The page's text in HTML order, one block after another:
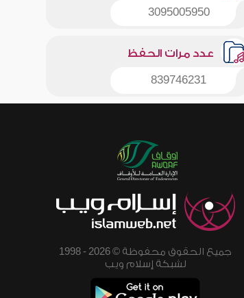
3095005950
عدد مرات الحفظ
839746231
جميع الحقوق محفوظة © 2026 - 1998
لشبكة إسلام ويب